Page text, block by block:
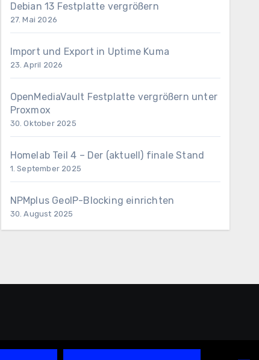
Debian 13 Festplatte vergrößern
27. Mai 2026
Import und Export in Uptime Kuma
23. April 2026
OpenMediaVault Festplatte vergrößern unter
Proxmox
30. Oktober 2025
Homelab Teil 4 – Der (aktuell) finale Stand
1. September 2025
NPMplus GeoIP-Blocking einrichten
30. August 2025